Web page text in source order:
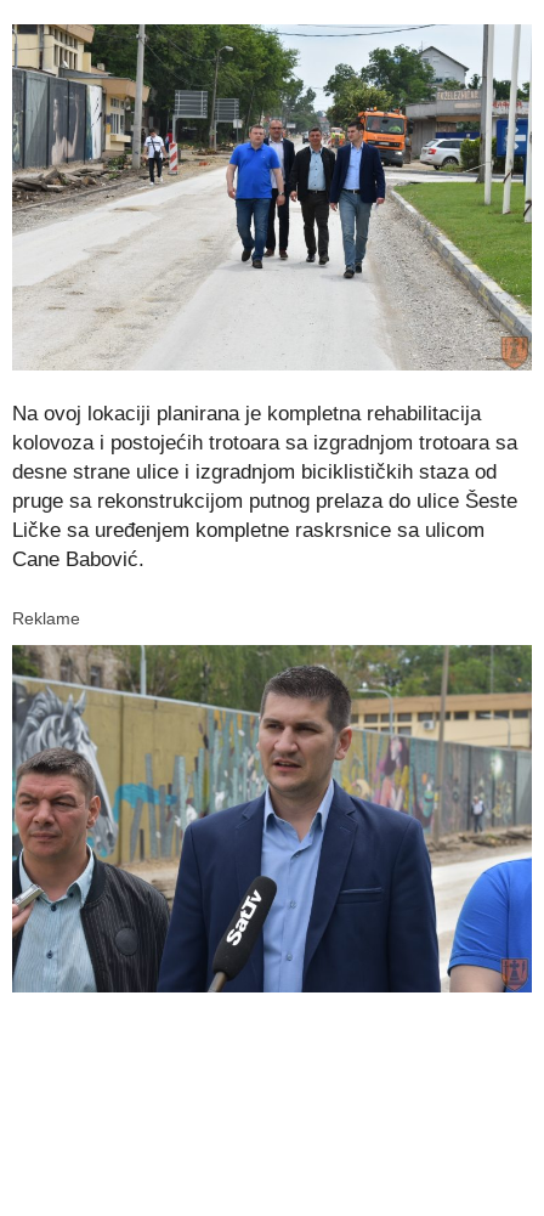
Na ovoj lokaciji planirana je kompletna rehabilitacija
kolovoza i postojećih trotoara sa izgradnjom trotoara sa
desne strane ulice i izgradnjom biciklističkih staza od
pruge sa rekonstrukcijom putnog prelaza do ulice Šeste
Ličke sa uređenjem kompletne raskrsnice sa ulicom
Cane Babović.
Reklame